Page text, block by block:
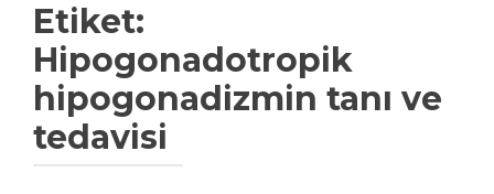
Etiket:
Hipogonadotropik
hipogonadizmin tanı ve
tedavisi